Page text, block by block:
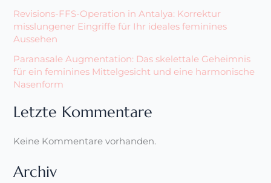
Revisions-FFS-Operation in Antalya: Korrektur
misslungener Eingriffe für Ihr ideales feminines
Aussehen
Paranasale Augmentation: Das skelettale Geheimnis
für ein feminines Mittelgesicht und eine harmonische
Nasenform
Letzte Kommentare
Keine Kommentare vorhanden.
Archiv